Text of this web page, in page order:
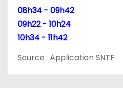
08h34 - 09h42
09h22 - 10h24
10h34 - 11h42
Source : Application SNTF